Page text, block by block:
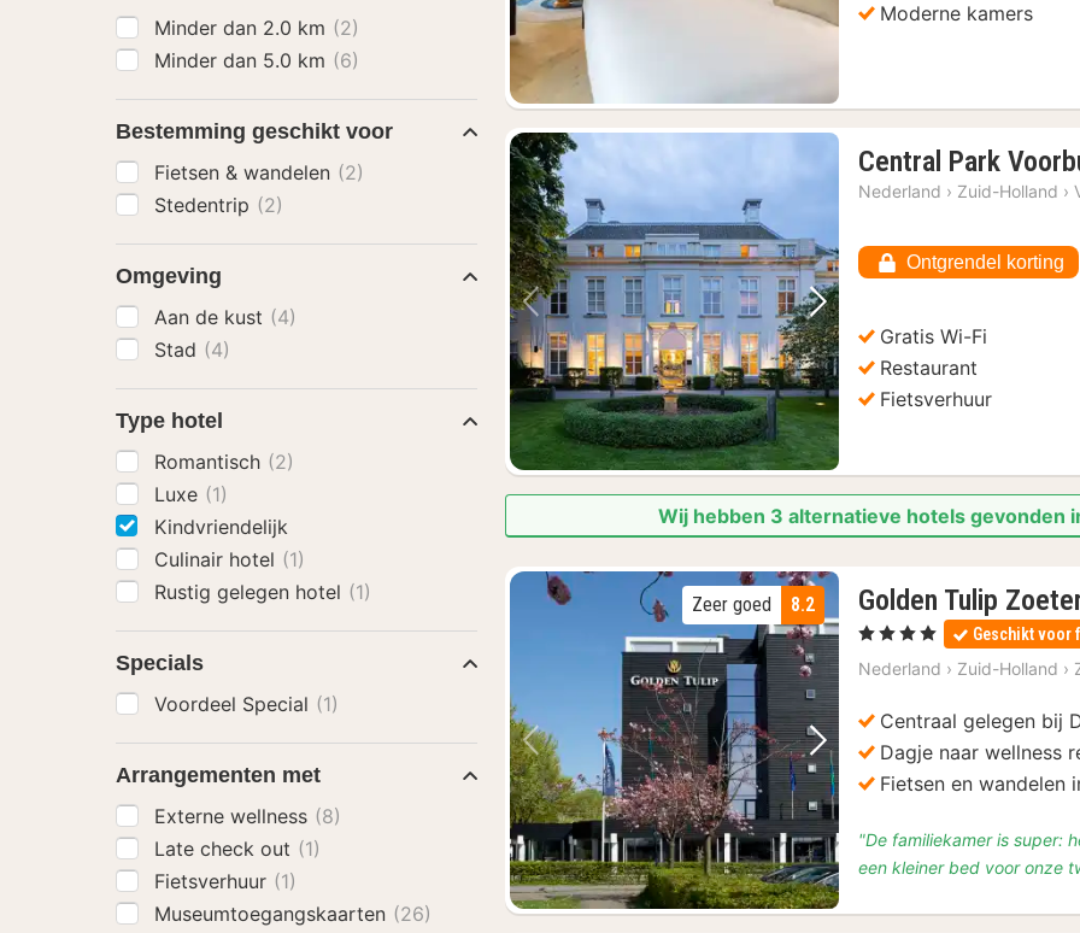
Moderne kamers
Vorige foto Volgende foto
Central Park
Nederland › Zuid-Holland ›
Ontgrendel korting
Gratis Wi-Fi
Restaurant
Fietsverhuur
Wij hebben 3 alternatieve hotels gevonden
Vorige foto Volgende foto
8.2
Zeer goed Golden Tulip
, 4 Sterren Geschikt voor
Nederland › Zuid-Holland ›
Centraal gelegen bij
Dagje naar wellness
Fietsen en wandelen
"De familiekamer is super:
een kleiner bed voor onze
Minder dan 2.0 km (2)
Minder dan 5.0 km (6)
Bestemming geschikt voor
Fietsen & wandelen (2)
Stedentrip (2)
Omgeving
Aan de kust (4)
Stad (4)
Type hotel
Romantisch (2)
Luxe (1)
Kindvriendelijk
Culinair hotel (1)
Rustig gelegen hotel (1)
Specials
Voordeel Special (1)
Arrangementen met
Externe wellness (8)
Late check out (1)
Fietsverhuur (1)
Museumtoegangskaarten (26)